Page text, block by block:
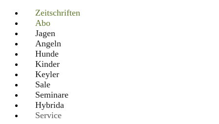
Zeitschriften
Abo
Jagen
Angeln
Hunde
Kinder
Keyler
Sale
Seminare
Hybrida
Service